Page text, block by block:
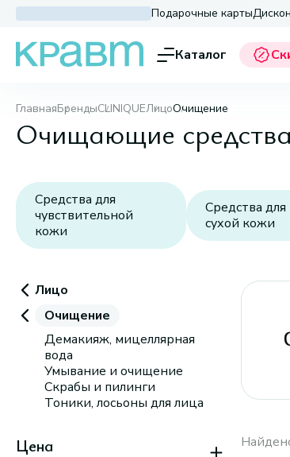
Подарочные карты
Каталог
ГлавнаяБрендыCLINIQUEЛицоОчищение
Очищающие
Средства для
чувствительной
кожи
Средства для
сухой кожи
Лицо
Очищение
Демакияж, мицеллярная
вода
Умывание и очищение
Скрабы и пилинги
Тоники, лосьоны для лица
Цена